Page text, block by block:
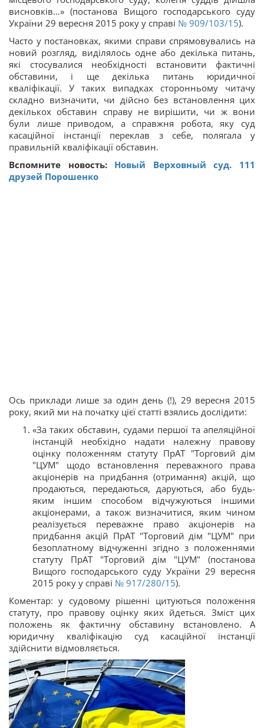
висновків…» (постанова Вищого господарського суду
України 29 вересня 2015 року у справі № 909/103/15).
Часто у постановках, якими справи спрямовувались на
новий розгляд, виділялось одне або декілька питань,
які стосувалися необхідності встановити фактичні
обставини, і ще декілька питань юридичної
кваліфікації. У таких випадках сторонньому читачу
складно визначити, чи дійсно без встановлення цих
декількох обставин справу не вирішити, чи ж вони
були лише приводом, а справжня робота, яку суд
касаційної інстанції переклав з себе, полягала у
правильній кваліфікації обставин.
Вспомните новость: Новый Верховный суд. 111
друзей Порошенко
Ось приклади лише за один день (!), 29 вересня 2015
року, який ми на початку цієї статті взялись дослідити:
«За таких обставин, судами першої та апеляційної
інстанцій необхідно надати належну правову
оцінку положенням статуту ПрАТ "Торговий дім
"ЦУМ" щодо встановлення переважного права
акціонерів на придбання (отримання) акцій, що
продаються, передаються, даруються, або будь-
яким іншим способом відчужуються іншими
акціонерами, а також визначитися, яким чином
реалізується переважне право акціонерів на
придбання акцій ПрАТ "Торговий дім "ЦУМ" при
безоплатному відчуженні згідно з положеннями
статуту ПрАТ "Торговий дім "ЦУМ" (постанова
Вищого господарського суду України 29 вересня
2015 року у справі № 917/280/15).
Коментар: у судовому рішенні цитуються положення
статуту, про правову оцінку яких йдеться. Зміст цих
положень як фактичну обставину встановлено. А
юридичну кваліфікацію суд касаційної інстанції
здійснити відмовляється.